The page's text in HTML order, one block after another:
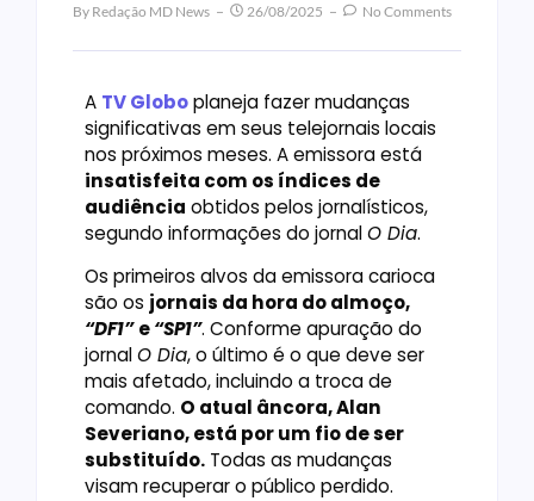
By Redação MD News 26/08/2025 No Comments
A TV Globoplaneja fazer mudanças
significativas em seus telejornais locais
nos próximos meses. A emissora está
insatisfeita com os índices de
audiência obtidos pelos jornalísticos,
segundo informações do jornalO Dia.
Os primeiros alvos da emissora carioca
são os jornais da hora do almoço,
“DF1”e“SP1”. Conforme apuração do
jornalO Dia, o último é o que deve ser
mais afetado, incluindo a troca de
comando. O atual âncora, Alan
Severiano, está por um fio de ser
substituído. Todas as mudanças
visam recuperar o público perdido.